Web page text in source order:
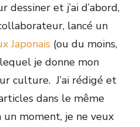
et j’ai d’abord,
lancé un
Japonais (ou du moins,
je donne mon
culture. J’ai rédigé et
dans le même
un moment, je ne veux